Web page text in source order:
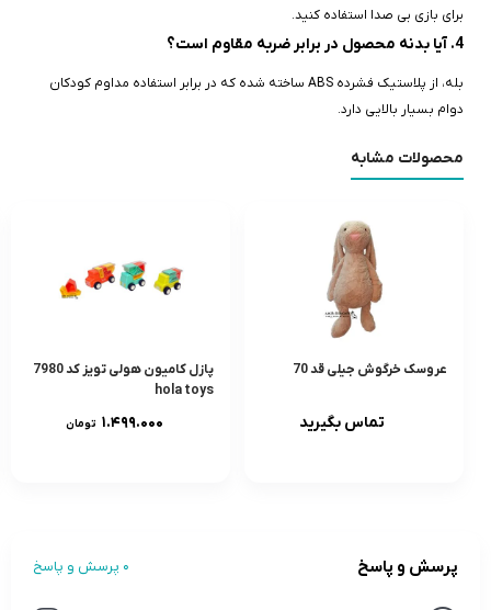
برای بازی بی‌ صدا استفاده کنید.
4. آیا بدنه محصول در برابر ضربه مقاوم است؟
بله، از پلاستیک فشرده ABS ساخته شده که در برابر استفاده مداوم کودکان
دوام بسیار بالایی دارد.
محصولات مشابه
عروسک خرگوش جیلی قد 70
تماس بگیرید
پازل کامیون هولی تویز کد 7980
hola toys
۱.۴۹۹.۰۰۰ تومان
پرسش و پاسخ 0 پرسش و پاسخ